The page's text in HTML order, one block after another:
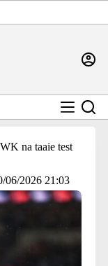
na taaie test
06/2026 21:03